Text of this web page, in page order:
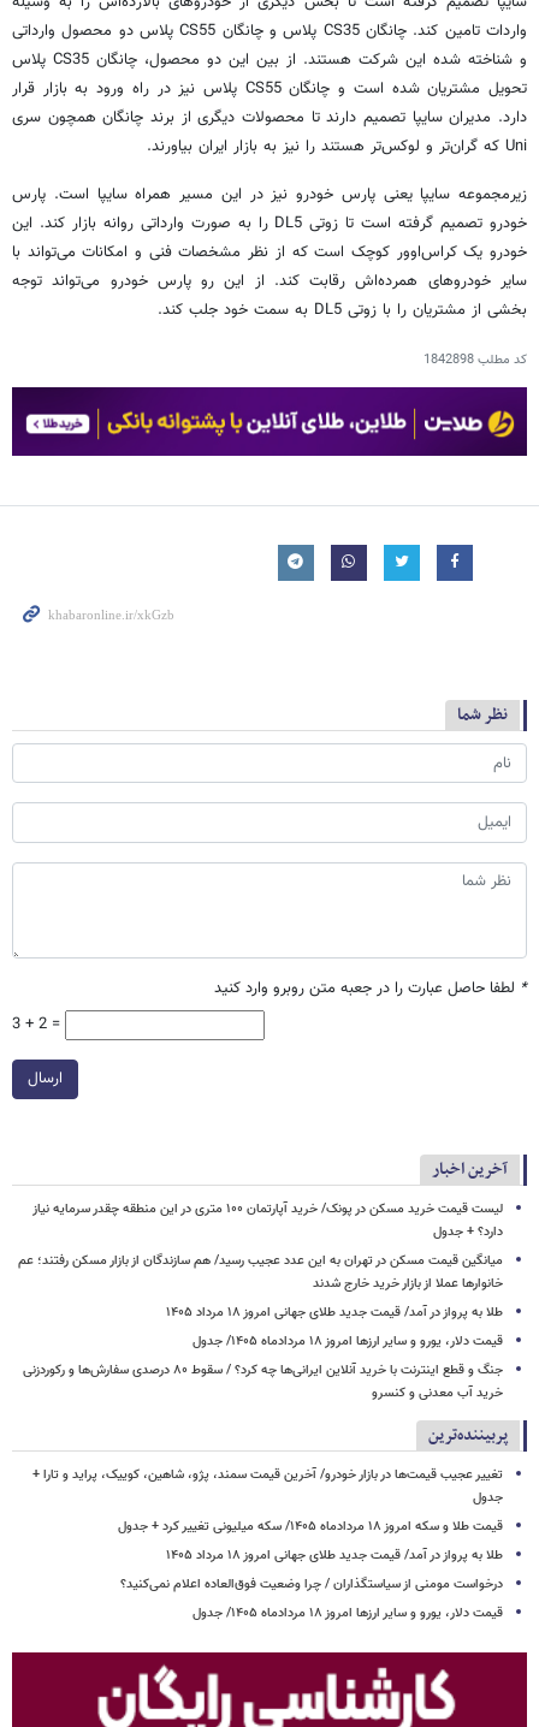
واردات تامین کند. چانگان CS35‌ پلاس و چانگان CS55‌ پلاس دو محصول وارداتی
و شناخته شده این شرکت هستند. از بین این دو محصول، چانگان CS35 پلاس
تحویل مشتریان شده است و چانگان CS55‌ پلاس نیز در راه ورود به بازار قرار
دارد. مدیران سایپا تصمیم دارند تا محصولات دیگری از برند چانگان همچون سری
Uni که گران‌تر و لوکس‌تر هستند را نیز به بازار ایران بیاورند.
زیرمجموعه سایپا یعنی پارس خودرو نیز در این مسیر همراه سایپا است. پارس
خودرو تصمیم گرفته است تا زوتی DL5 را به صورت وارداتی روانه بازار کند. این
خودرو یک کراس‌اوور کوچک است که از نظر مشخصات فنی و امکانات می‌تواند با
سایر خودروهای همرده‌اش رقابت کند. از این رو پارس خودرو می‌تواند توجه
بخشی از مشتریان را با زوتی DL5‌ به سمت خود جلب کند.
کد مطلب1842898
نظر شما
* لطفا حاصل عبارت را در جعبه متن روبرو وارد کنید
3 + 2 =
ارسال
آخرین اخبار
لیست قیمت خرید مسکن در پونک/ خرید آپارتمان ۱۰۰ متری در این منطقه چقدر سرمایه نیاز
دارد؟ + جدول
میانگین قیمت مسکن در تهران به این عدد عجیب رسید/ هم سازندگان از بازار مسکن رفتند؛ عم
خانوارها عملا از بازار خرید خارج شدند
طلا به پرواز در آمد/ قیمت جدید طلای جهانی امروز ۱۸ مرداد ۱۴۰۵
قیمت دلار، یورو و سایر ارزها امروز ۱۸ مردادماه ۱۴۰۵/ جدول
جنگ و قطع اینترنت با خرید آنلاین ایرانی‌ها چه کرد؟ / سقوط ۸۰ درصدی سفارش‌ها و رکوردزنی
خرید آب معدنی و کنسرو
پربیننده‌ترین
تغییر عجیب قیمت‌ها در بازار خودرو/ آخرین قیمت سمند، پژو، شاهین، کوییک، پراید و تارا +
جدول
قیمت طلا و سکه امروز ۱۸ مردادماه ۱۴۰۵/ سکه میلیونی تغییر کرد + جدول
طلا به پرواز در آمد/ قیمت جدید طلای جهانی امروز ۱۸ مرداد ۱۴۰۵
درخواست مومنی از سیاستگذاران / چرا وضعیت فوق‌العاده اعلام نمی‌کنید؟
قیمت دلار، یورو و سایر ارزها امروز ۱۸ مردادماه ۱۴۰۵/ جدول